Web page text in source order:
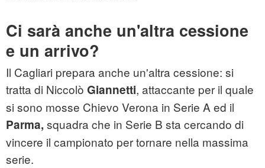
Ci sarà anche un'altra cessione
e un arrivo?
Il Cagliari prepara anche un'altra cessione: si
tratta di Niccolò Giannetti, attaccante per il quale
si sono mosse Chievo Verona in Serie A ed il
Parma, squadra che in Serie B sta cercando di
vincere il campionato per tornare nella massima
serie.